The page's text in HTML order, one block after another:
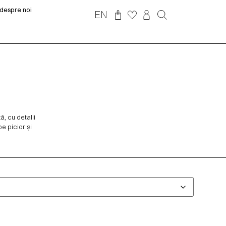
despre noi
EN
cu detalii
picior și